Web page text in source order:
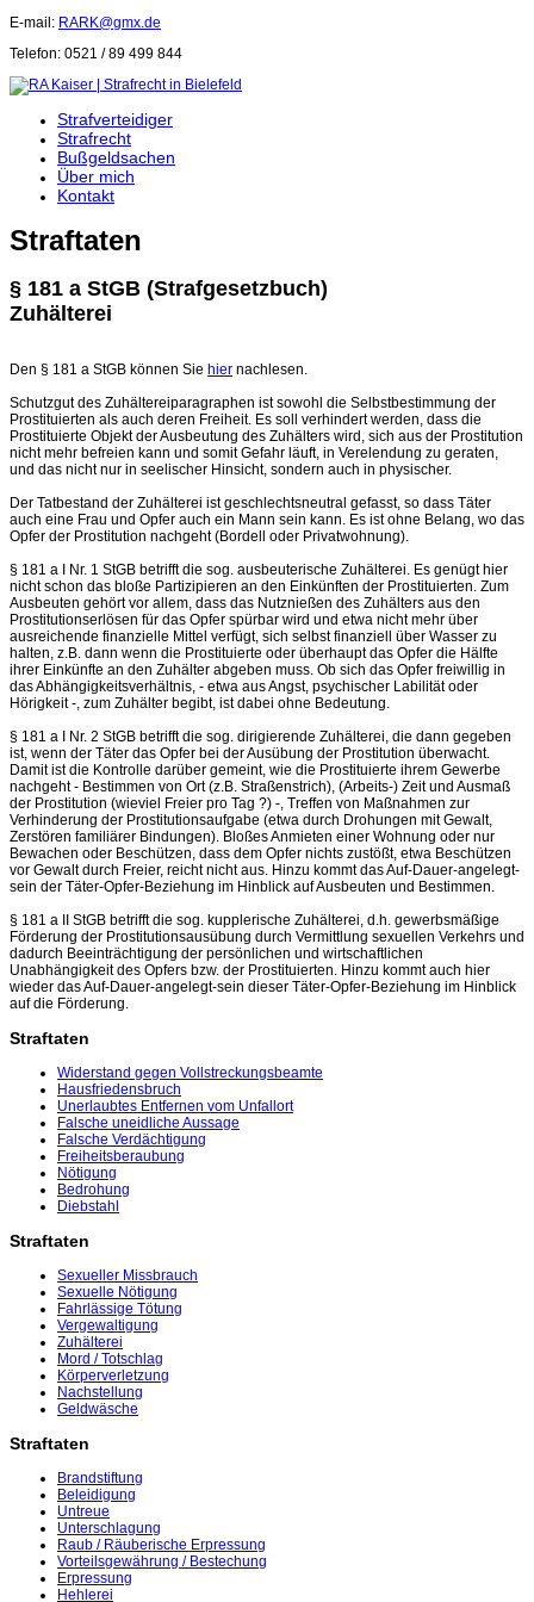
E-mail: RARK@gmx.de
Telefon: 0521 / 89 499 844
Strafverteidiger
Strafrecht
Bußgeldsachen
Über mich
Kontakt
Straftaten
§ 181 a StGB (Strafgesetzbuch)
Zuhälterei
Den § 181 a StGB können Sie hier nachlesen.
Schutzgut des Zuhältereiparagraphen ist sowohl die Selbstbestimmung der
Prostituierten als auch deren Freiheit. Es soll verhindert werden, dass die
Prostituierte Objekt der Ausbeutung des Zuhälters wird, sich aus der Prostitution
nicht mehr befreien kann und somit Gefahr läuft, in Verelendung zu geraten,
und das nicht nur in seelischer Hinsicht, sondern auch in physischer.
Der Tatbestand der Zuhälterei ist geschlechtsneutral gefasst, so dass Täter
auch eine Frau und Opfer auch ein Mann sein kann. Es ist ohne Belang, wo das
Opfer der Prostitution nachgeht (Bordell oder Privatwohnung).
§ 181 a I Nr. 1 StGB betrifft die sog. ausbeuterische Zuhälterei. Es genügt hier
nicht schon das bloße Partizipieren an den Einkünften der Prostituierten. Zum
Ausbeuten gehört vor allem, dass das Nutznießen des Zuhälters aus den
Prostitutionserlösen für das Opfer spürbar wird und etwa nicht mehr über
ausreichende finanzielle Mittel verfügt, sich selbst finanziell über Wasser zu
halten, z.B. dann wenn die Prostituierte oder überhaupt das Opfer die Hälfte
ihrer Einkünfte an den Zuhälter abgeben muss. Ob sich das Opfer freiwillig in
das Abhängigkeitsverhältnis, - etwa aus Angst, psychischer Labilität oder
Hörigkeit -, zum Zuhälter begibt, ist dabei ohne Bedeutung.
§ 181 a I Nr. 2 StGB betrifft die sog. dirigierende Zuhälterei, die dann gegeben
ist, wenn der Täter das Opfer bei der Ausübung der Prostitution überwacht.
Damit ist die Kontrolle darüber gemeint, wie die Prostituierte ihrem Gewerbe
nachgeht - Bestimmen von Ort (z.B. Straßenstrich), (Arbeits-) Zeit und Ausmaß
der Prostitution (wieviel Freier pro Tag ?) -, Treffen von Maßnahmen zur
Verhinderung der Prostitutionsaufgabe (etwa durch Drohungen mit Gewalt,
Zerstören familiärer Bindungen). Bloßes Anmieten einer Wohnung oder nur
Bewachen oder Beschützen, dass dem Opfer nichts zustößt, etwa Beschützen
vor Gewalt durch Freier, reicht nicht aus. Hinzu kommt das Auf-Dauer-angelegt-
sein der Täter-Opfer-Beziehung im Hinblick auf Ausbeuten und Bestimmen.
§ 181 a II StGB betrifft die sog. kupplerische Zuhälterei, d.h. gewerbsmäßige
Förderung der Prostitutionsausübung durch Vermittlung sexuellen Verkehrs und
dadurch Beeinträchtigung der persönlichen und wirtschaftlichen
Unabhängigkeit des Opfers bzw. der Prostituierten. Hinzu kommt auch hier
wieder das Auf-Dauer-angelegt-sein dieser Täter-Opfer-Beziehung im Hinblick
auf die Förderung.
Straftaten
Widerstand gegen Vollstreckungsbeamte
Hausfriedensbruch
Unerlaubtes Entfernen vom Unfallort
Falsche uneidliche Aussage
Falsche Verdächtigung
Freiheitsberaubung
Nötigung
Bedrohung
Diebstahl
Straftaten
Sexueller Missbrauch
Sexuelle Nötigung
Fahrlässige Tötung
Vergewaltigung
Zuhälterei
Mord / Totschlag
Körperverletzung
Nachstellung
Geldwäsche
Straftaten
Brandstiftung
Beleidigung
Untreue
Unterschlagung
Raub / Räuberische Erpressung
Vorteilsgewährung / Bestechung
Erpressung
Hehlerei